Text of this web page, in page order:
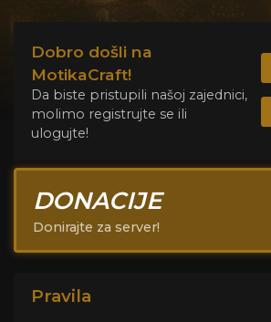
Dobro došli na
MotikaCraft!
Da biste pristupili našoj zajednici,
molimo registrujte se ili
ulogujte!
DONACIJE
Donirajte za server!
Pravila